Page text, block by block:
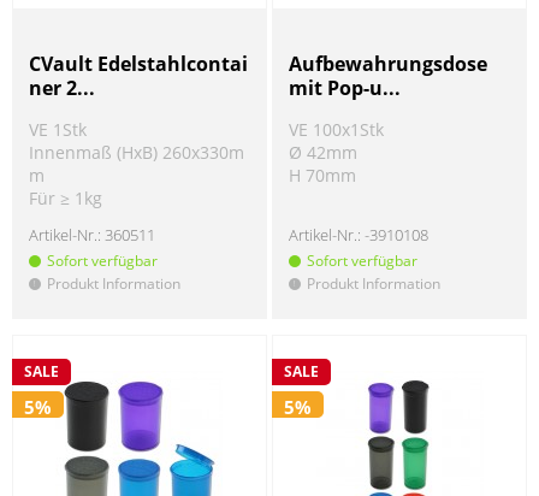
CVault Edelstahlcontai
ner 2...
VE 1Stk
Innenmaß (HxB) 260x330m
m
Für ≥ 1kg
Artikel-Nr.: 360511
Sofort verfügbar
! Produkt Information
Aufbewahrungsdose
mit Pop-u...
VE 100x1Stk
Ø 42mm
H 70mm
Artikel-Nr.:-3910108
Sofort verfügbar
! Produkt Information
SALE
5%
SALE
5%